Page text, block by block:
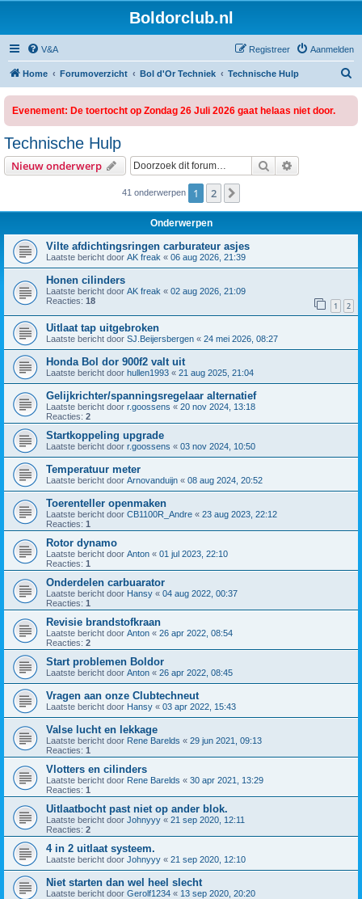
Boldorclub.nl
V&A Aanmelden
Registreer
Home Forumoverzicht Bol d'Or Techniek Technische Hulp
Evenement: De toertocht op Zondag 26 Juli 2026 gaat helaas niet door.
Technische Hulp
Nieuw onderwerp Zoek
41 onderwerpen 1 2
Onderwerpen
Vilte afdichtingsringen carburateur asjes
Laatste bericht door AK freak « 06 aug 2026, 21:39
Honen cilinders
Laatste bericht door AK freak « 02 aug 2026, 21:09
Reacties: 18 1 2
Uitlaat tap uitgebroken
Laatste bericht door SJ.Beijersbergen « 24 mei 2026, 08:27
Honda Bol dor 900f2 valt uit
Laatste bericht door hullen1993 « 21 aug 2025, 21:04
Gelijkrichter/spanningsregelaar alternatief
Laatste bericht door r.goossens « 20 nov 2024, 13:18
Reacties: 2
Startkoppeling upgrade
Laatste bericht door r.goossens « 03 nov 2024, 10:50
Temperatuur meter
Laatste bericht door Arnovanduijn « 08 aug 2024, 20:52
Toerenteller openmaken
Laatste bericht door CB1100R_Andre « 23 aug 2023, 22:12
Reacties: 1
Rotor dynamo
Laatste bericht door Anton « 01 jul 2023, 22:10
Reacties: 1
Onderdelen carbuarator
Laatste bericht door Hansy « 04 aug 2022, 00:37
Reacties: 1
Revisie brandstofkraan
Laatste bericht door Anton « 26 apr 2022, 08:54
Reacties: 2
Start problemen Boldor
Laatste bericht door Anton « 26 apr 2022, 08:45
Vragen aan onze Clubtechneut
Laatste bericht door Hansy « 03 apr 2022, 15:43
Valse lucht en lekkage
Laatste bericht door Rene Barelds « 29 jun 2021, 09:13
Reacties: 1
Vlotters en cilinders
Laatste bericht door Rene Barelds « 30 apr 2021, 13:29
Reacties: 1
Uitlaatbocht past niet op ander blok.
Laatste bericht door Johnyyy « 21 sep 2020, 12:11
Reacties: 2
4 in 2 uitlaat systeem.
Laatste bericht door Johnyyy « 21 sep 2020, 12:10
Niet starten dan wel heel slecht
Laatste bericht door Gerolf1234 « 13 sep 2020, 20:20